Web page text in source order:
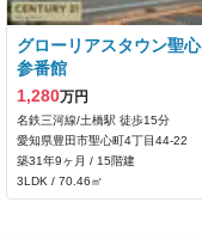
グローリアスタウン聖心
参番館
1,280万円
名鉄三河線/土橋駅 徒歩15分
愛知県豊田市聖心町4丁目44‐22
築31年9ヶ月 / 15階建
3LDK / 70.46㎡